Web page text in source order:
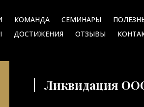
КОМАНДА СЕМИНАРЫ
ДОСТИЖЕНИЯ ОТЗЫВЫ
Ликвидация